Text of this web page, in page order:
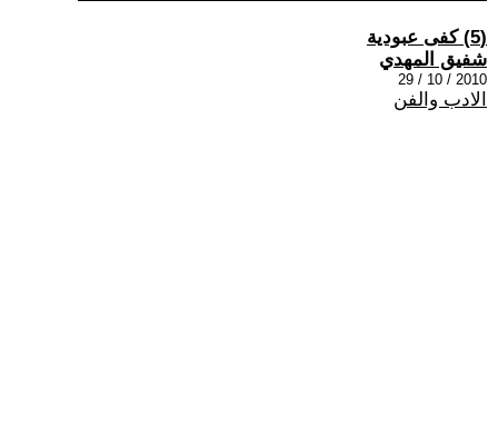
(5) كفى عبودية
شفيق المهدي
2010 / 10 / 29
الادب والفن